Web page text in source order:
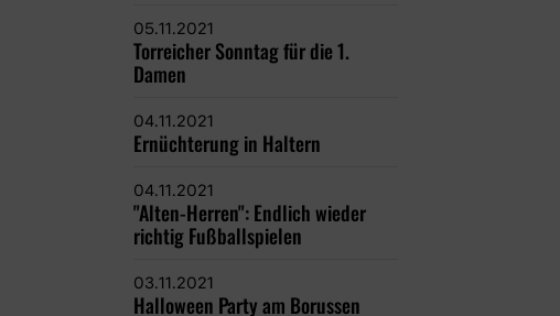
05.11.2021
Torreicher Sonntag für die 1.
Damen
04.11.2021
Ernüchterung in Haltern
04.11.2021
"Alten-Herren": Endlich wieder
richtig Fußballspielen
03.11.2021
Halloween Party am Borussen